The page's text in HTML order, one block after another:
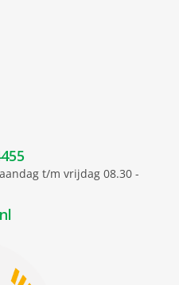
t/m vrijdag 08.30 -